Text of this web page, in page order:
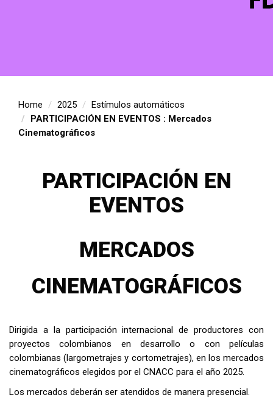
Home 2025
Estímulos automáticos
PARTICIPACIÓN EN EVENTOS : Mercados
Cinematográficos
PARTICIPACIÓN EN
EVENTOS
MERCADOS
CINEMATOGRÁFICOS
Dirigida a la participación internacional de productores con
proyectos colombianos en desarrollo o con películas
colombianas (largometrajes y cortometrajes), en los mercados
cinematográficos elegidos por el CNACC para el año 2025.
Los mercados deberán ser atendidos de manera presencial.